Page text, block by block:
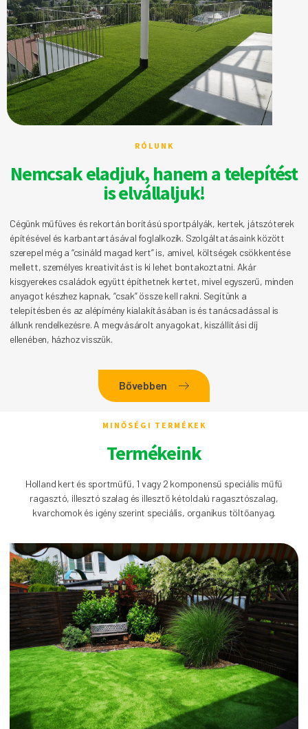
RÓLUNK
Nemcsak eladjuk, hanem a telepítést
is elvállaljuk!
Cégünk műfüves és rekortán borítású sportpályák, kertek, játszóterek
építésével és karbantartásával foglalkozik. Szolgáltatásaink között
szerepel még a “csináld magad kert” is, amivel, költségek csökkentése
mellett, személyes kreativitást is ki lehet bontakoztatni. Akár
kisgyerekes családok együtt építhetnek kertet, mivel egyszerű, minden
anyagot készhez kapnak, “csak” össze kell rakni. Segítünk a
telepítésben és az alépímény kialakításában is és tanácsadással is
állunk rendelkezésre. A megvásárolt anyagokat, kiszállítási díj
ellenében, házhoz visszük.
Bővebben
MINŐSÉGI TERMÉKEK
Termékeink
Holland kert és sportműfű, 1 vagy 2 komponensű speciális műfű
ragasztó, illesztó szalag és illesztő kétoldalú ragasztószalag,
kvarchomok és igény szerint speciális, organikus töltőanyag.